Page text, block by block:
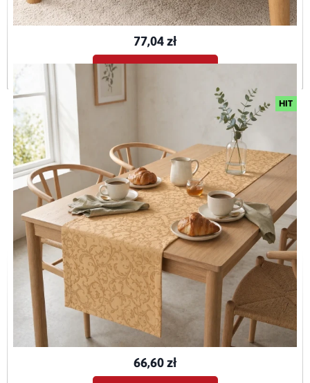
Bieżnik plamoodporny P130 żółty O5
BIE-P130-ŻÓŁ-O5-40x120
77,04 zł
HIT
Bieżnik plamoodporny Ares złoty O3
BIE-ARE-ZŁO-O3-40x120
66,60 zł